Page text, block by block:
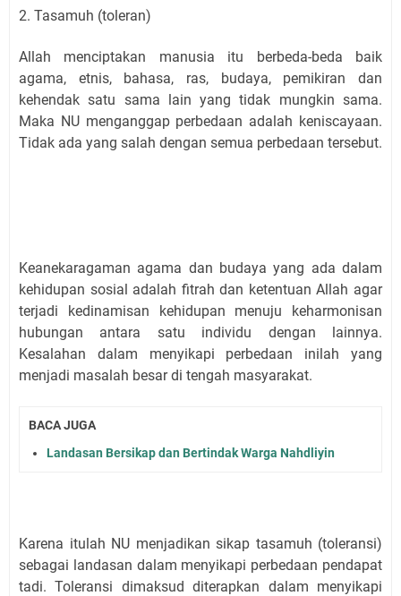
2. Tasamuh (toleran)
Allah menciptakan manusia itu berbeda-beda baik
agama, etnis, bahasa, ras, budaya, pemikiran dan
kehendak satu sama lain yang tidak mungkin sama.
Maka NU menganggap perbedaan adalah keniscayaan.
Tidak ada yang salah dengan semua perbedaan tersebut.
Keanekaragaman agama dan budaya yang ada dalam
kehidupan sosial adalah fitrah dan ketentuan Allah agar
terjadi kedinamisan kehidupan menuju keharmonisan
hubungan antara satu individu dengan lainnya.
Kesalahan dalam menyikapi perbedaan inilah yang
menjadi masalah besar di tengah masyarakat.
BACA JUGA
Landasan Bersikap dan Bertindak Warga Nahdliyin
Karena itulah NU menjadikan sikap tasamuh (toleransi)
sebagai landasan dalam menyikapi perbedaan pendapat
tadi. Toleransi dimaksud diterapkan dalam menyikapi